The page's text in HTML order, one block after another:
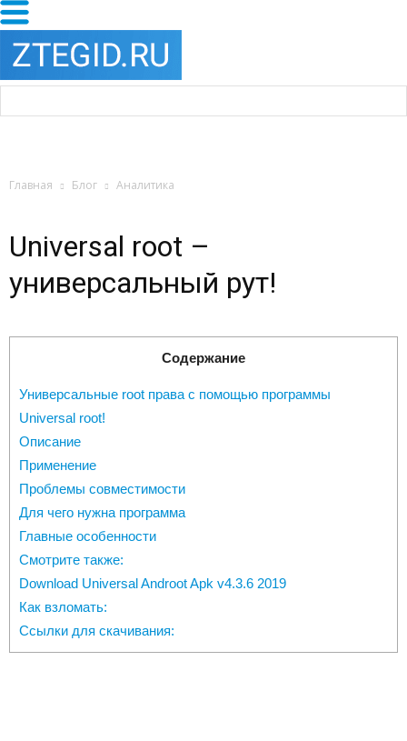
Главная Блог Аналитика
Universal root –
универсальный рут!
Содержание
Универсальные root права с помощью программы
Universal root!
Описание
Применение
Проблемы совместимости
Для чего нужна программа
Главные особенности
Смотрите также:
Download Universal Androot Apk v4.3.6 2019
Как взломать:
Ссылки для скачивания: